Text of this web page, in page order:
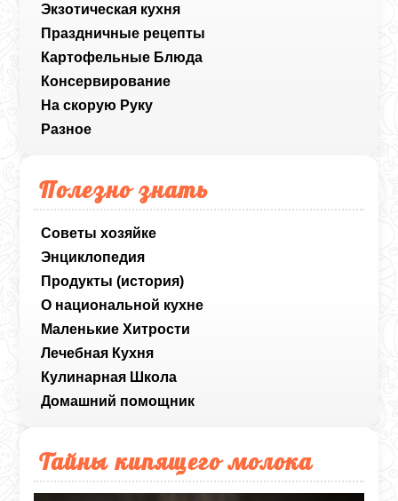
Экзотическая кухня
Праздничные рецепты
Картофельные Блюда
Консервирование
На скорую Руку
Разное
Полезно знать
Советы хозяйке
Энциклопедия
Продукты (история)
О национальной кухне
Маленькие Хитрости
Лечебная Кухня
Кулинарная Школа
Домашний помощник
Тайны кипящего молока